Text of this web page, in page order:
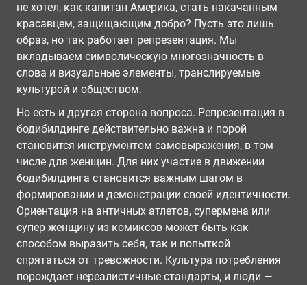
не хотел, как капитан Америка, стать накачанным
красавцем, защищающим добро? Пусть это лишь
образ, но так работает репрезентация. Мы
вкладываем символическую многозначность в
слова и визуальные элементы, транслируемые
культурой и обществом.
Но есть и другая сторона вопроса. Репрезентация в
бодибилдинге действительно важна и порой
становится инструментом самовыражения, в том
числе для женщин. Для них участие в движении
бодибилдинга становится важным шагом в
формировании и демонстрации своей идентичности.
Ориентация на античных атлетов, супермена или
супер женщину из комиксов может быть как
способом выразить себя, так и попыткой
спрятаться от тревожности. Культура потребления
порождает нереалистичные стандарты, и люди —